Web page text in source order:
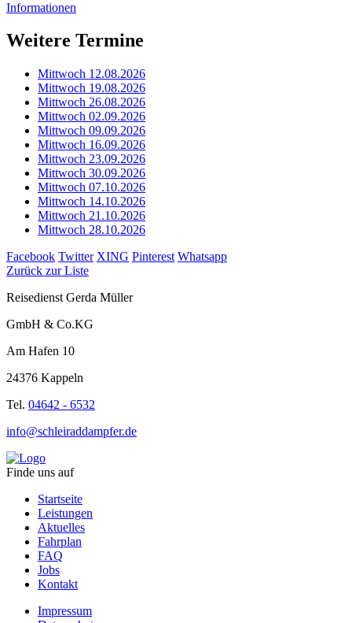
Informationen
Weitere Termine
Mittwoch 12.08.2026
Mittwoch 19.08.2026
Mittwoch 26.08.2026
Mittwoch 02.09.2026
Mittwoch 09.09.2026
Mittwoch 16.09.2026
Mittwoch 23.09.2026
Mittwoch 30.09.2026
Mittwoch 07.10.2026
Mittwoch 14.10.2026
Mittwoch 21.10.2026
Mittwoch 28.10.2026
Facebook Twitter XING Pinterest Whatsapp
Zurück zur Liste
Reisedienst Gerda Müller
GmbH & Co.KG
Am Hafen 10
24376 Kappeln
Tel. 04642 - 6532
info@schleiraddampfer.de
Finde uns auf
Startseite
Leistungen
Aktuelles
Fahrplan
FAQ
Jobs
Kontakt
Impressum